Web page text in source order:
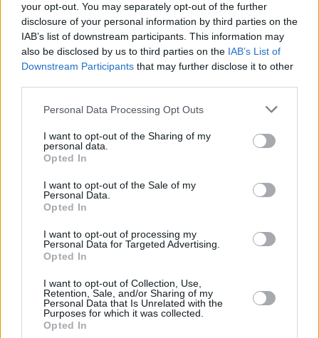
your opt-out. You may separately opt-out of the further
disclosure of your personal information by third parties on the
IAB’s list of downstream participants. This information may
also be disclosed by us to third parties on the IAB’s List of
Downstream Participants that may further disclose it to other
Please note that this website/app uses one or more Google
not limited to your visit or usage behaviour. You may click to
grant or deny consent to Google and its third-party tags to
use your data for below specified purposes in below Google
consent section.
Personal Data Processing Opt Outs
I want to opt-out of the Sharing of my
personal data.
Opted In
I want to opt-out of the Sale of my
Personal Data.
Opted In
I want to opt-out of processing my
Personal Data for Targeted Advertising.
Opted In
I want to opt-out of Collection, Use,
Retention, Sale, and/or Sharing of my
Personal Data that Is Unrelated with the
Purposes for which it was collected.
Opted In
23.07.2022, 13:00